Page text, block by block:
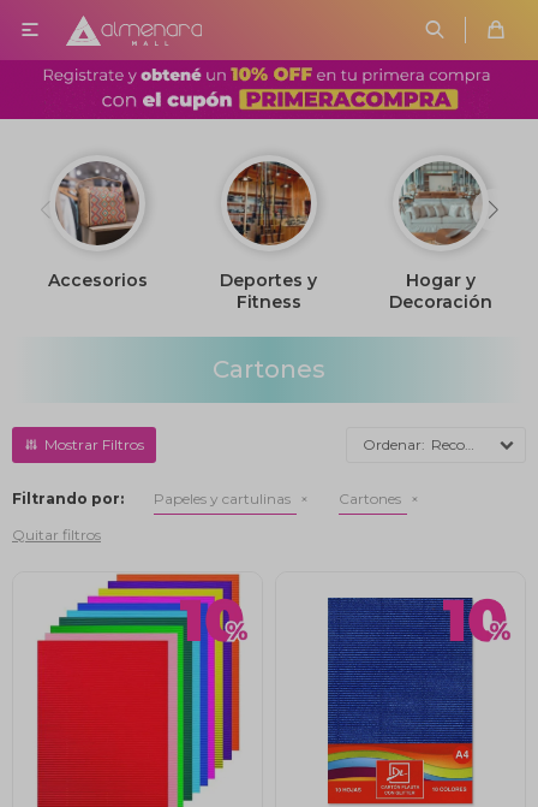

Accesorios
Deportes y
Fitness
Hogar y
Decoración
Cartones
Recomendados
Filtrando por: Papeles y cartulinas
Cartones
Quitar filtros